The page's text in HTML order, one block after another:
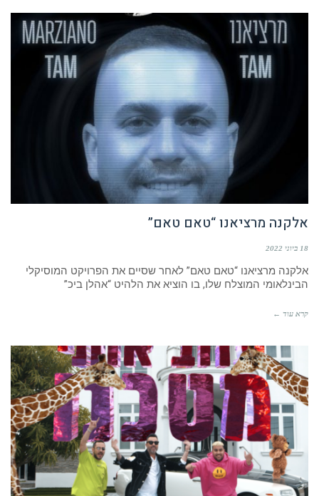
אלקנה מרציאנו “טאם טאם”
18 ביוני 2022
אלקנה מרציאנו “טאם טאם” לאחר שסיים את הפרויקט המוסיקלי
הבינלאומי המוצלח שלו, בו הוציא את הלהיט “אהלן ביכ”
קרא עוד ←